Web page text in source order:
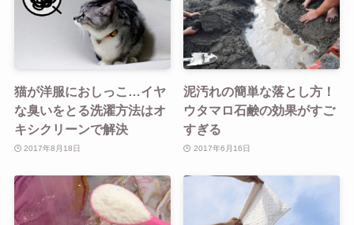
猫が洋服におしっこ…イヤ
な臭いをとる洗濯方法はオ
キシクリーンで解決
2017年8月18日
泥汚れの簡単な落とし方！
ウタマロ石鹸の効果がすご
すぎる
2017年6月16日